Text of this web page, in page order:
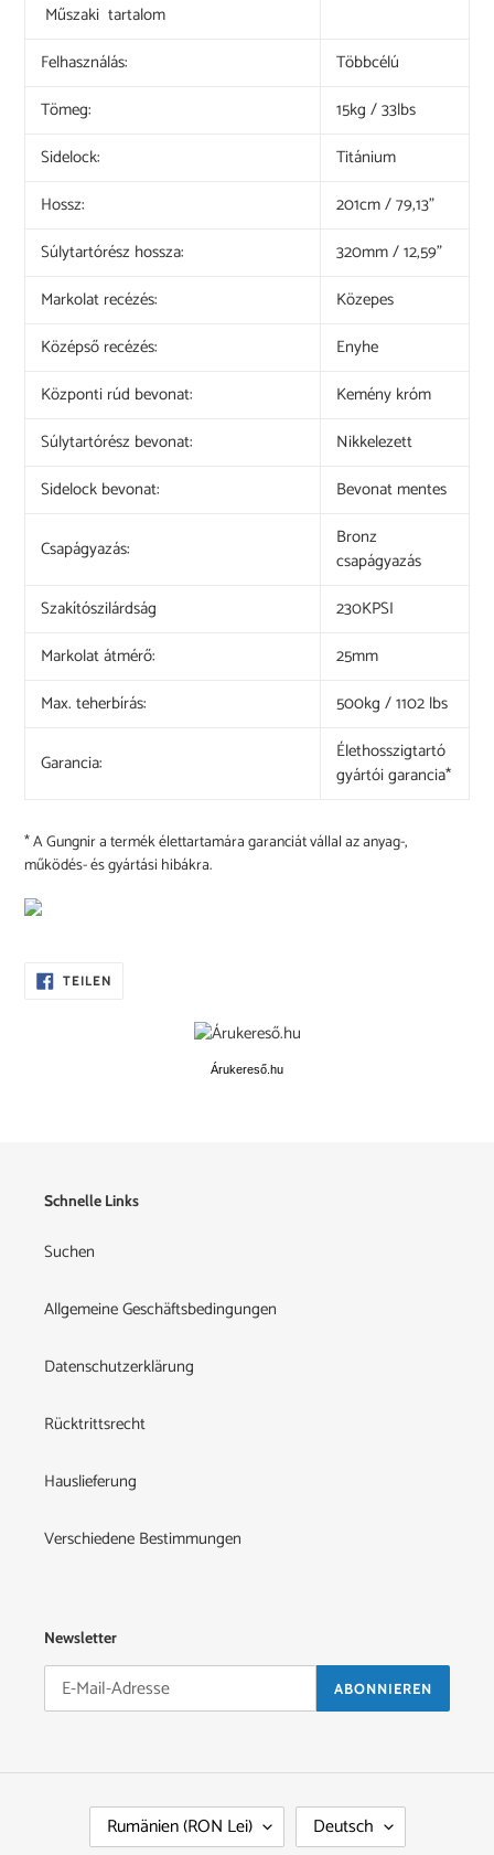
Műszaki tartalom
Felhasználás:
Többcélú
Tömeg:
15kg / 33lbs
Sidelock:
Titánium
Hossz:
201cm / 79,13"
Súlytartórész hossza:
320mm / 12,59"
Markolat recézés:
Közepes
Középső recézés:
Enyhe
Központi rúd bevonat:
Kemény króm
Súlytartórész bevonat:
Nikkelezett
Sidelock bevonat:
Bevonat mentes
Csapágyazás:
Bronz
csapágyazás
Szakítószilárdság
230KPSI
Markolat átmérő:
25mm
Max. teherbírás:
500kg / 1102 lbs
Garancia:
Élethosszigtartó
gyártói garancia*
* A Gungnir a termék élettartamára garanciát vállal az anyag-,
működés- és gyártási hibákra.
TEILENAUF
FACEBOOK
Árukereső.hu
Schnelle Links
Suchen
Allgemeine Geschäftsbedingungen
Datenschutzerklärung
Rücktrittsrecht
Hauslieferung
Verschiedene Bestimmungen
Newsletter
ABONNIEREN
Rumänien (RON Lei) Deutsch